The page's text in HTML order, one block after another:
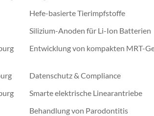
Hefe-basierte Tierimpfstoffe
Silizium-Anoden für Li-Ion Batterien
Entwicklung von kompakten MRT-
Datenschutz & Compliance
Smarte elektrische Linearantriebe
Behandlung von Parodontitis